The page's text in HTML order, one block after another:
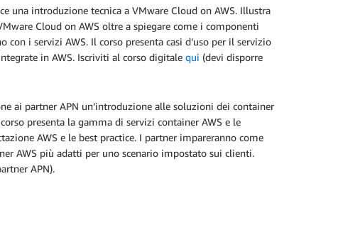
una introduzione tecnica a VMware Cloud on AWS. Illustra
Cloud on AWS oltre a spiegare come i componenti
i servizi AWS. Il corso presenta casi d’uso per il servizio
in AWS. Iscriviti al corso digitale qui (devi disporre
ai partner APN un’introduzione alle soluzioni dei container
presenta la gamma di servizi container AWS e le
AWS e le best practice. I partner impareranno come
AWS più adatti per uno scenario impostato sui clienti.
APN).